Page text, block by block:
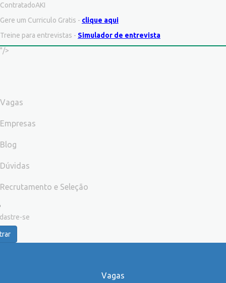
ContratadoAKI
Gere um Curriculo Gratis - clique aqui
Treine para entrevistas - Simulador de entrevista
"/>
Vagas
Empresas
Blog
Dúvidas
Recrutamento e Seleção
se
Vagas